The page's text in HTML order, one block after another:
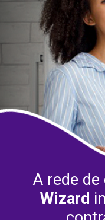
A rede
Wizard